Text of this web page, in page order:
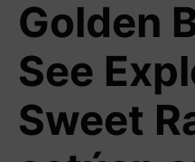
Golden
See
Sweet